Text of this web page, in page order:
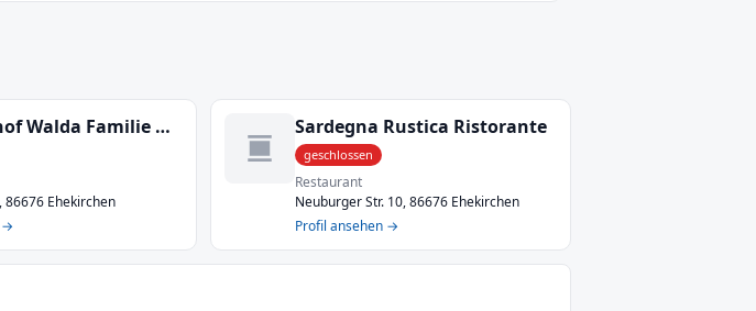
Landgasthof Walda Familie Daferner
Ehekirchen
→
Sardegna Rustica Ristorante
geschlossen
Restaurant
Neuburger Str. 10, 86676 Ehekirchen
Profil ansehen →